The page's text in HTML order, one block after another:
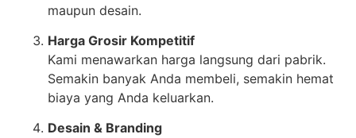
maupun desain.
Harga Grosir Kompetitif
Kami menawarkan harga langsung dari pabrik.
Semakin banyak Anda membeli, semakin hemat
biaya yang Anda keluarkan.
Desain & Branding